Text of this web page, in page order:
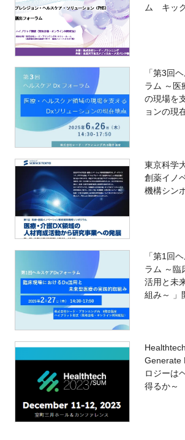
ム キッ
「第3回
ラム ～医
の現場を
ョンの現
東京科学
創薬イノ
機構シン
「第1回
ラム ～臨
活用と未
組み～ 」
Generate
ロジーは
得るか～